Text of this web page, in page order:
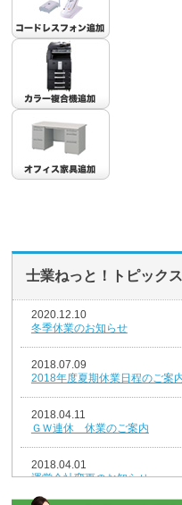
士業ねっと！トピックス
2020.12.10
冬季休業のお知らせ
2018.07.09
2018年度夏期休業日程のご案
2018.04.11
ＧＷ連休 休業のご案内
2018.04.01
運営会社変更のお知らせ